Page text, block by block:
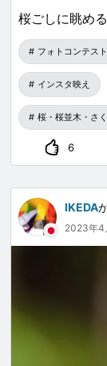
桜ごしに眺め
フォトコンテスト
インスタ映え
桜・桜並木・さ
6
IKEDA
2023年4